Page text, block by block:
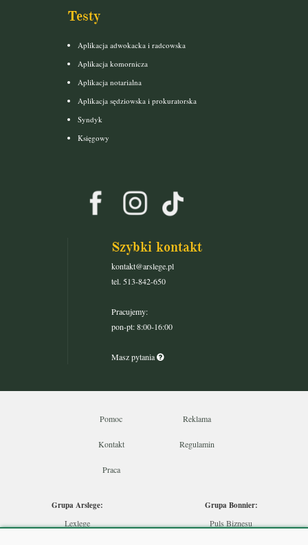
Testy
Aplikacja adwokacka i radcowska
Aplikacja komornicza
Aplikacja notarialna
Aplikacja sędziowska i prokuratorska
Syndyk
Księgowy
Szybki kontakt
kontakt@arslege.pl
tel. 513-842-650
Pracujemy:
pon-pt: 8:00-16:00
Masz pytania
Pomoc Reklama
Kontakt Regulamin
Praca
Grupa Arslege:
Lexlege
Grupa Bonnier:
Puls Biznesu